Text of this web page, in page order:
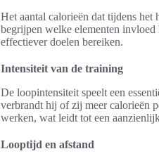
Het aantal calorieën dat tijdens
begrijpen welke elementen invloed
effectiever doelen bereiken.
Intensiteit van de training
De loopintensiteit speelt een
verbrandt hij of zij meer calorieën
werken, wat leidt tot een
Looptijd en afstand